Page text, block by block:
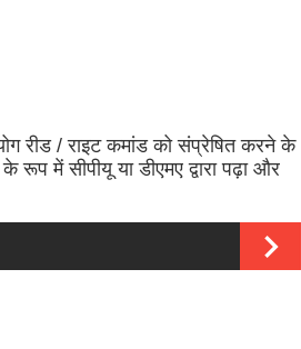
रीड / राइट कमांड को संप्रेषित करने के
में सीपीयू या डीएमए द्वारा पढ़ा और